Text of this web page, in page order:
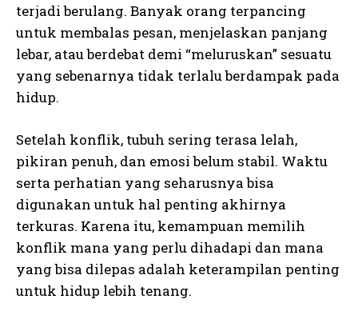
terjadi berulang. Banyak orang terpancing
untuk membalas pesan, menjelaskan panjang
lebar, atau berdebat demi “meluruskan” sesuatu
yang sebenarnya tidak terlalu berdampak pada
hidup.
Setelah konflik, tubuh sering terasa lelah,
pikiran penuh, dan emosi belum stabil. Waktu
serta perhatian yang seharusnya bisa
digunakan untuk hal penting akhirnya
terkuras. Karena itu, kemampuan memilih
konflik mana yang perlu dihadapi dan mana
yang bisa dilepas adalah keterampilan penting
untuk hidup lebih tenang.